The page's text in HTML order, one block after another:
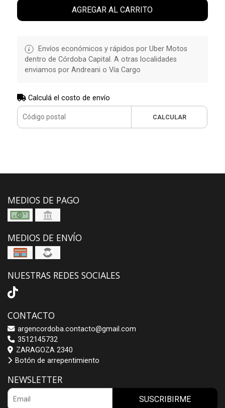
AGREGAR AL CARRITO
Envíos económicos y rápidos por Uber Motos
dentro de Córdoba Capital. A otras localidades
enviamos por Andreani o Vía Cargo
Calculá el costo de envío
CALCULAR
MEDIOS DE PAGO
MEDIOS DE ENVÍO
NUESTRAS REDES SOCIALES
CONTACTO
argencordoba.contacto@gmail.com
3512145732
ZARAGOZA 2340
Botón de arrepentimiento
NEWSLETTER
SUSCRIBIRME